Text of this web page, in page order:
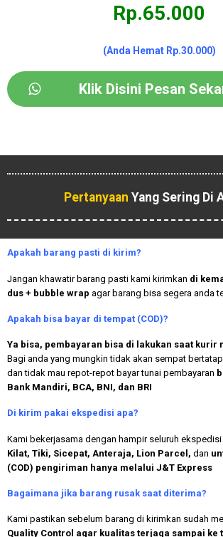
Rp.65.000
(Anda Hemat Rp.30.000)
Klik Disini Pesan
Pertanyaan Yang Sering Di
Apakah barang pasti di kirim?
Jangan khawatir barang pasti kami kirimkan di
dus + bubble wrap agar barang bisa segera anda
Apakah bisa bayar di tempat (COD)?
Ya bisa, pembayaran bisa di lakukan saat kurir
Bagi anda yang mungkin tidak akan sempat
dan tidak mau repot-repot bayar tunai pembayaran
Bank Mandiri, BCA, BNI, dan BRI
Di kirim pakai ekspedisi apa?
Kami bekerjasama dengan hampir seluruh ekspedisi
Kilat, Tiki, Sicepat, Anteraja, Lion Parcel, dan
(COD) pengiriman hanya melalui J&T Express
Bagaimana jika barang rusak saat diterima?
Kami pastikan sebelum barang di kirimkan sudah
Quality Control agar kualitas terjaga sampai ke